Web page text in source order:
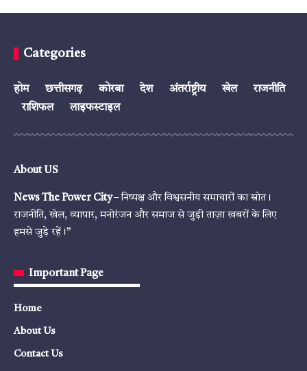
Categories
होम छत्तीसगढ़ कोरबा देश अंतर्राष्ट्रीय खेल
राजनीति
राशिफल
लाइफस्टाइल
About US
News The Power City– निष्पक्ष और विश्वसनीय समाचारों का स्रोत।
राजनीति, खेल, व्यापार, मनोरंजन और समाज से जुड़ी ताज़ा खबरों के लिए
हमसे जुड़े रहें।”
Important Page
Home
About Us
Contact Us